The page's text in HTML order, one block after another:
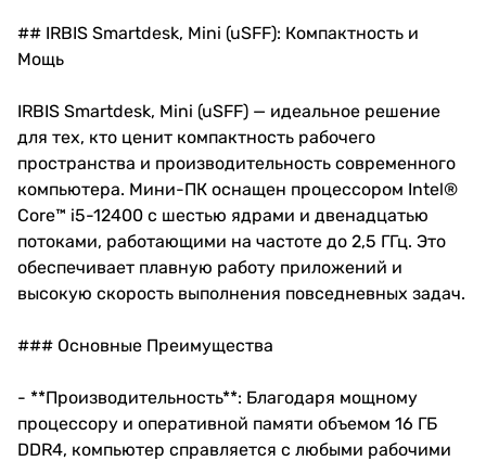
## IRBIS Smartdesk, Mini (uSFF): Компактность и
Мощь
IRBIS Smartdesk, Mini (uSFF) — идеальное решение
для тех, кто ценит компактность рабочего
пространства и производительность современного
компьютера. Мини-ПК оснащен процессором Intel®
Core™ i5-12400 с шестью ядрами и двенадцатью
потоками, работающими на частоте до 2,5 ГГц. Это
обеспечивает плавную работу приложений и
высокую скорость выполнения повседневных задач.
### Основные Преимущества
- **Производительность**: Благодаря мощному
процессору и оперативной памяти объемом 16 ГБ
DDR4, компьютер справляется с любыми рабочими